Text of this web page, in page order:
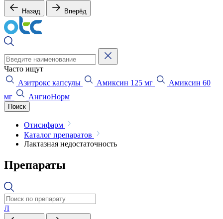
Назад Вперёд
Часто ищут
Азитрокс капсулы
Амиксин 125 мг
Амиксин 60
мг
АнгиоНорм
Поиск
Отисифарм
Каталог препаратов
Лактазная недостаточность
Препараты
Л